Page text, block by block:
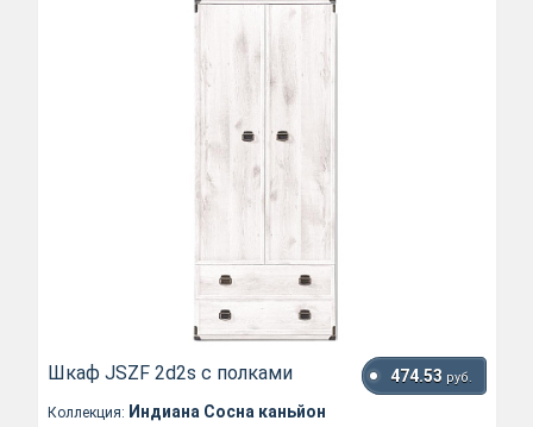
Шкаф JSZF 2d2s с полками 474.53 руб.
Коллекция: Индиана Сосна каньйон